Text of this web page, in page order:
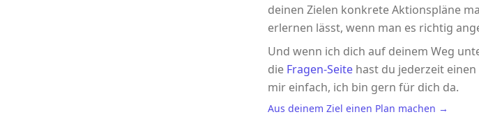
deinen Zielen konkrete Aktionspläne
erlernen lässt, wenn man es richtig
Und wenn ich dich auf deinem Weg
die Fragen-Seite hast du jederzeit
mir einfach, ich bin gern für dich da.
Aus deinem Ziel einen Plan machen →